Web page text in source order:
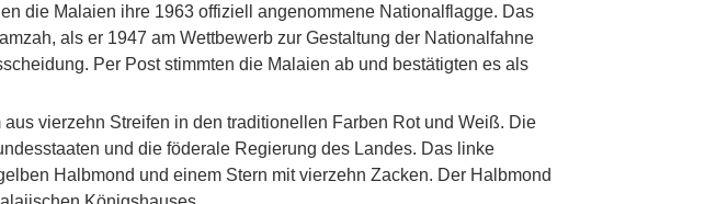
die Malaien ihre 1963 offiziell angenommene Nationalflagge. Das
als er 1947 am Wettbewerb zur Gestaltung der Nationalfahne
Per Post stimmten die Malaien ab und bestätigten es als
aus vierzehn Streifen in den traditionellen Farben Rot und Weiß. Die
und die föderale Regierung des Landes. Das linke
Halbmond und einem Stern mit vierzehn Zacken. Der Halbmond